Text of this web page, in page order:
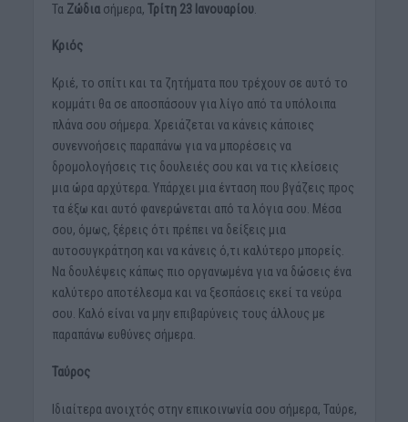
Τα Ζώδιασήμερα, Τρίτη 23 Ιανουαρίου.
Κριός
Κριέ, το σπίτι και τα ζητήματα που τρέχουν σε αυτό το
κομμάτι θα σε αποσπάσουν για λίγο από τα υπόλοιπα
πλάνα σου σήμερα. Χρειάζεται να κάνεις κάποιες
συνεννοήσεις παραπάνω για να μπορέσεις να
δρομολογήσεις τις δουλειές σου και να τις κλείσεις
μια ώρα αρχύτερα. Υπάρχει μια ένταση που βγάζεις προς
τα έξω και αυτό φανερώνεται από τα λόγια σου. Μέσα
σου, όμως, ξέρεις ότι πρέπει να δείξεις μια
αυτοσυγκράτηση και να κάνεις ό,τι καλύτερο μπορείς.
Να δουλέψεις κάπως πιο οργανωμένα για να δώσεις ένα
καλύτερο αποτέλεσμα και να ξεσπάσεις εκεί τα νεύρα
σου. Καλό είναι να μην επιβαρύνεις τους άλλους με
παραπάνω ευθύνες σήμερα.
Ταύρος
Ιδιαίτερα ανοιχτός στην επικοινωνία σου σήμερα, Ταύρε,